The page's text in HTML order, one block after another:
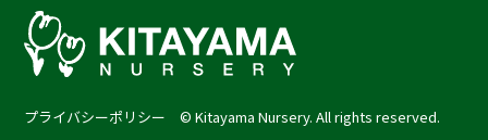
プライバシーポリシー ©︎ Kitayama Nursery. All rights reserved.